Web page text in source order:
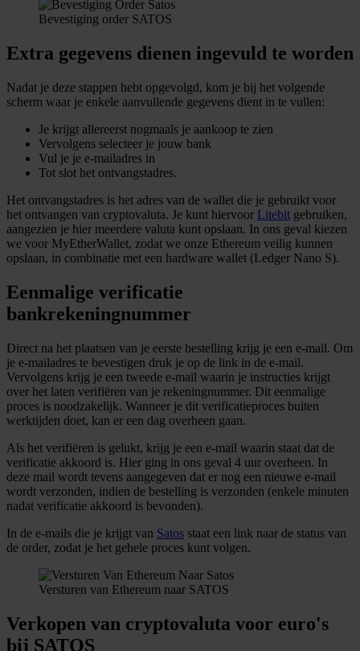
Bevestiging order SATOS
Extra gegevens dienen ingevuld te worden
Nadat je deze stappen hebt opgevolgd, kom je bij het volgende
scherm waar je enkele aanvullende gegevens dient in te vullen:
Je krijgt allereerst nogmaals je aankoop te zien
Vervolgens selecteer je jouw bank
Vul je je e-mailadres in
Tot slot het ontvangstadres.
Het ontvangstadres is het adres van de wallet die je gebruikt voor
het ontvangen van cryptovaluta. Je kunt hiervoor Litebit gebruiken,
aangezien je hier meerdere valuta kunt opslaan. In ons geval kiezen
we voor MyEtherWallet, zodat we onze Ethereum veilig kunnen
opslaan, in combinatie met een hardware wallet (Ledger Nano S).
Eenmalige verificatie
bankrekeningnummer
Direct na het plaatsen van je eerste bestelling krijg je een e-mail. Om
je e-mailadres te bevestigen druk je op de link in de e-mail.
Vervolgens krijg je een tweede e-mail waarin je instructies krijgt
over het laten verifiëren van je rekeningnummer. Dit eenmalige
proces is noodzakelijk. Wanneer je dit verificatieproces buiten
werktijden doet, kan er een dag overheen gaan.
Als het verifiëren is gelukt, krijg je een e-mail waarin staat dat de
verificatie akkoord is. Hier ging in ons geval 4 uur overheen. In
deze mail wordt tevens aangegeven dat er nog een nieuwe e-mail
wordt verzonden, indien de bestelling is verzonden (enkele minuten
nadat verificatie akkoord is bevonden).
In de e-mails die je krijgt van Satos staat een link naar de status van
de order, zodat je het gehele proces kunt volgen.
Versturen van Ethereum naar SATOS
Verkopen van cryptovaluta voor euro's
bij SATOS